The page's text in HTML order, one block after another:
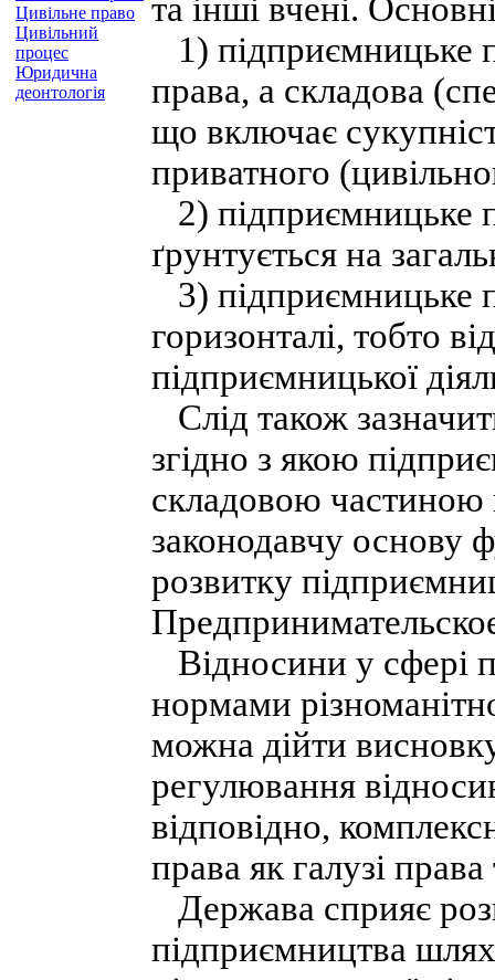
Цивільне право
Цивільний
процес
Юридична
деонтологія
та інші вчені.
1) підприємницьке
права, а складова
що включає
приватного
2) підприємницьке
ґрунтується на
3) підприємницьке
горизонталі, тобто
підприємницької
Слід також
згідно з якою
складовою частиною
законодавчу основу
розвитку
Відносини у сфері
нормами
можна дійти
регулювання
відповідно,
права як галузі права
Держава сприяє
підприємництва